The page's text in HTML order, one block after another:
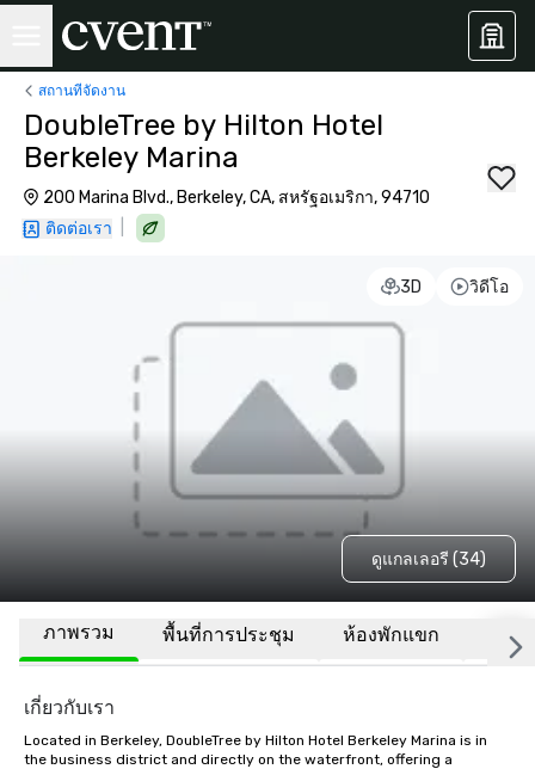
สถานที่จัดงาน
DoubleTree by Hilton Hotel
Berkeley Marina
200 Marina Blvd., Berkeley, CA, สหรัฐอเมริกา, 94710
ติดต่อเรา
3D วิดีโอ
ดูแกลเลอรี (34)
ภาพรวม พื้นที่การประชุม ห้องพักแขก สถา
เกี่ยวกับเรา
Located in Berkeley, DoubleTree by Hilton Hotel Berkeley Marina is in
the business district and directly on the waterfront, offering a